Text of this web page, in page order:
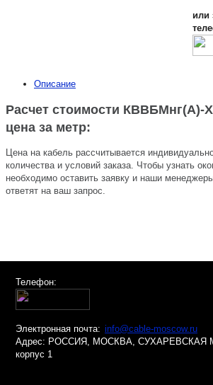
или
Описание
Расчет стоимости КВВБМнг(A)-
цена за метр:
Цена на кабель рассчитывается
количества и условий заказа. Чтобы узнать
необходимо оставить заявку и наши
ответят на ваш запрос.
Телефон:
Электронная почта: info@cable-moscow.ru
Адрес: РОССИЯ, МОСКВА, СУХАРЕВСКАЯ
корпус 1